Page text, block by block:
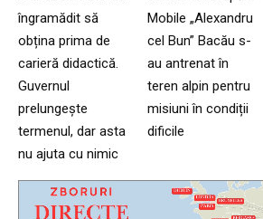
îngramădit să
obțina prima de
carieră didactică.
Guvernul
prelungește
termenul, dar asta
nu ajuta cu nimic
Mobile „Alexandru
cel Bun” Bacău s-
au antrenat în
teren alpin pentru
misiuni în condiții
dificile